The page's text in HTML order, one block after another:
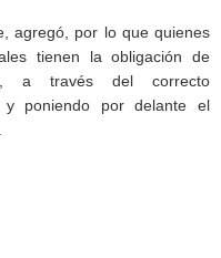
agregó, por lo que quienes
tienen la obligación de
a través del correcto
y poniendo por delante el